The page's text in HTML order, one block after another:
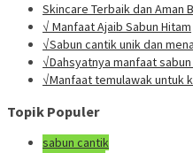
Skincare Terbaik dan Aman
√ Manfaat Ajaib Sabun Hitam
√Sabun cantik unik dan
√Dahsyatnya manfaat
√Manfaat temulawak untuk
Topik Populer
sabun cantik